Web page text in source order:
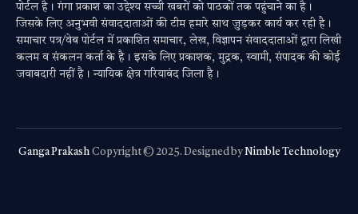
पोर्टल है। गंगा प्रकाश का उद्देश्य सच्ची खबरों को पाठकों तक पहुंचाने का है।
जिसके लिए अनुभवी संवाददाताओं की टीम हमारे साथ जुड़कर कार्य कर रही है।
समाचार पत्र/वेब पोर्टल में प्रकाशित समाचार, लेख, विज्ञापन संवाददाताओं द्वारा लिखी
कलम व संकलन कर्ता के है। इसके लिए प्रकाशक, मुद्रक, स्वामी, संपादक की कोई
जवाबदारी नहीं है। न्यायिक क्षेत्र गरियाबंद जिला है।
Ganga Prakash Copyright © 2025. Designed by Nimble Technology